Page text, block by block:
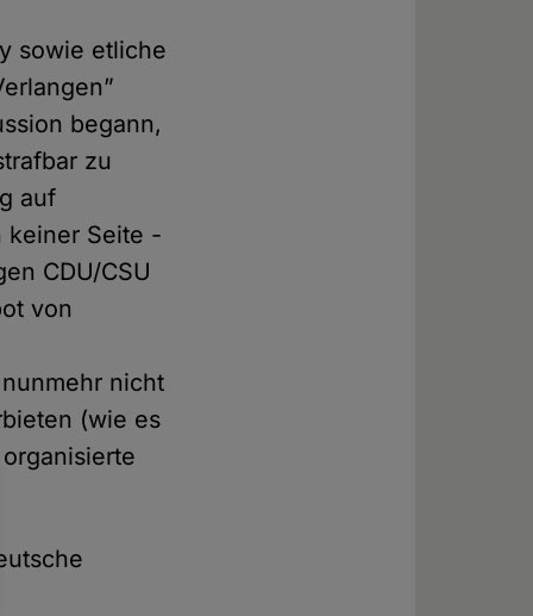
sowie etliche
begann,
zu
auf
keiner Seite -
CDU/CSU
von
nicht
(wie es